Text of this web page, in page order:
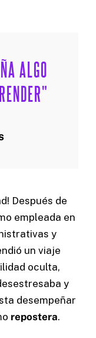
ALGO
Después de
empleada en
y
un viaje
oculta,
y
desempeñar
repostera.